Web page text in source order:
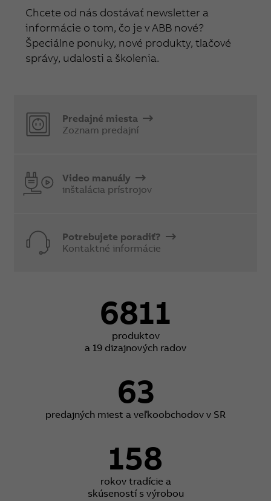
Chcete od nás dostávať newsletter a
informácie o tom, čo je v ABB nové?
Špeciálne ponuky, nové produkty, tlačové
správy, udalosti a školenia.
Predajné miesta
Zoznam predajní
Video manuály
inštalácia prístrojov
Potrebujete poradiť?
Kontaktné informácie
6811
produktov
a 19 dizajnových radov
63
predajných miest a veľkoobchodov v SR
158
rokov tradície a
skúseností s výrobou